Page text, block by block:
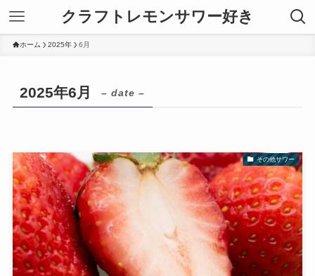
クラフトレモンサワー好き
ホーム 2025年 6月
2025年6月 – date –
その他サワー